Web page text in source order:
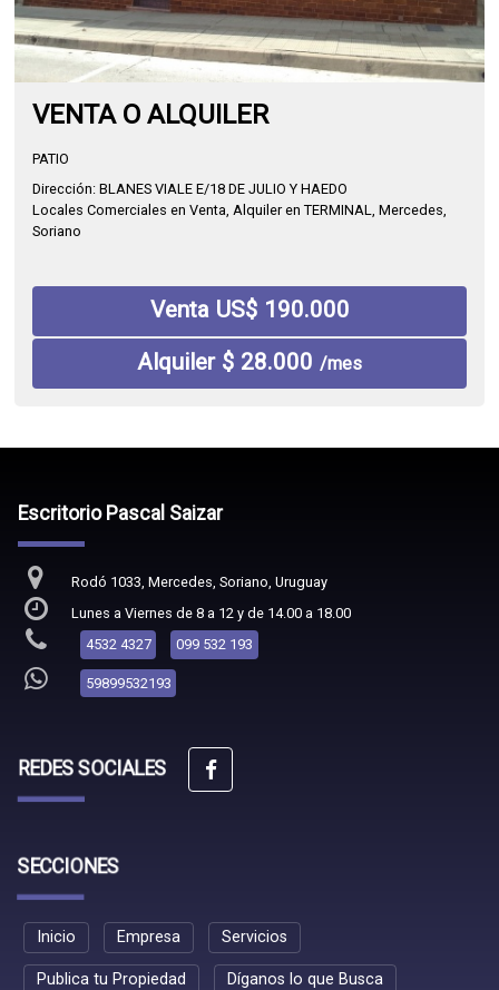
VENTA O ALQUILER
PATIO
Dirección: BLANES VIALE E/18 DE JULIO Y HAEDO
Locales Comerciales en Venta, Alquiler en TERMINAL, Mercedes,
Soriano
Venta US$ 190.000
Alquiler $ 28.000 /mes
Escritorio Pascal Saizar
Rodó 1033, Mercedes, Soriano, Uruguay
Lunes a Viernes de 8 a 12 y de 14.00 a 18.00
4532 4327
099 532 193
59899532193
REDES SOCIALES
SECCIONES
Inicio Empresa Servicios
Publica tu Propiedad Díganos lo que Busca